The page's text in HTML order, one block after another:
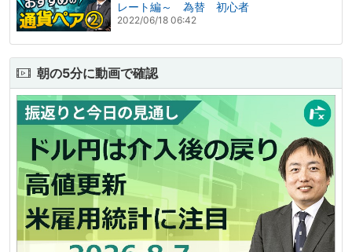
レート編～ 為替 初心者
2022/06/18 06:42
朝の5分に動画で確認